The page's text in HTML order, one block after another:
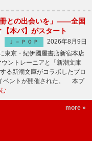
冊との出会いを」――全国
本パ】がスタート
Ｊ－ＰＯＰ
2026年8月9日
東京・紀伊國屋書店新宿本店
ントレーニアと「新潮文庫
る新潮文庫がコラボしたプロ
ベントが開催された。 本プ
more »